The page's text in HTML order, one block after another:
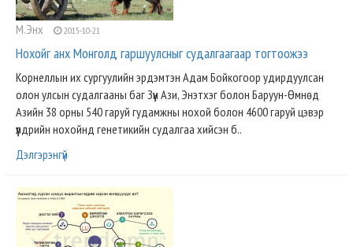
М.Энх 2015-10-21
Нохойг анх Монголд гаршуулсныг судалгаагаар тогтоожээ
Корнеллын их сургуулийн эрдэмтэн Адам Бойкогоор удирдуулсан
олон улсын судалгааны баг Зүүн Ази, Энэтхэг болон Баруун-Өмнөд
Азийн 38 орны 540 гаруй гудамжны нохой болон 4600 гаруй цэвэр
үүлдрийн нохойнд генетикийн судалгаа хийсэн б..
Дэлгэрэнгүй